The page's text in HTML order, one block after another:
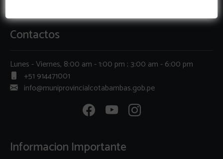
Contactos
Lunes - Viernes, 8:00 am - 1:00 pm ; 3:00 am - 6:00 pm
+51 914471001
info@muniprovincialcotabambas.gob.pe
Informacion Importante